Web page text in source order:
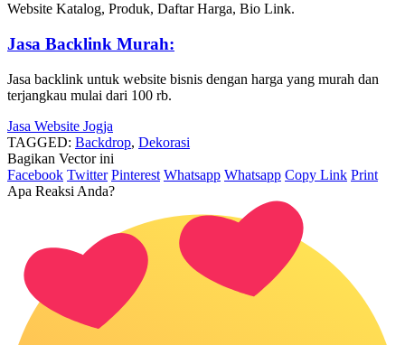
Website Katalog, Produk, Daftar Harga, Bio Link.
Jasa Backlink Murah:
Jasa backlink untuk website bisnis dengan harga yang murah dan
terjangkau mulai dari 100 rb.
Jasa Website Jogja
TAGGED: Backdrop, Dekorasi
Bagikan Vector ini
Facebook Twitter Pinterest Whatsapp Whatsapp Copy Link Print
Apa Reaksi Anda?